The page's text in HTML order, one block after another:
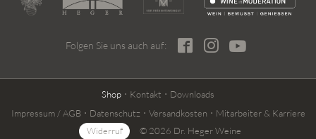
Folgen Sie uns auch auf:
Shop Kontakt
Downloads
Impressum / AGB
Datenschutz Versandkosten
Mitarbeiter & Karriere
Widerruf
© 2026 Dr. Heger Weine